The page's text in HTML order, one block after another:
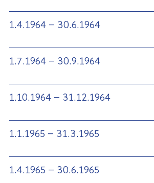
1.4.1964 – 30.6.1964
1.7.1964 – 30.9.1964
1.10.1964 – 31.12.1964
1.1.1965 – 31.3.1965
1.4.1965 – 30.6.1965